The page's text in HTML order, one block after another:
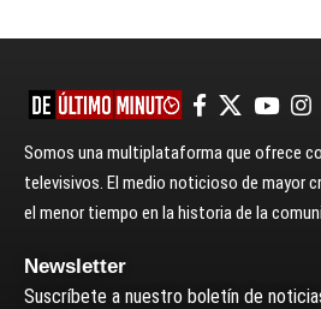
Somos una multiplataforma que ofrece
televisivos. El medio noticioso de mayor
el menor tiempo en la historia de la
Newsletter
Suscríbete a nuestro boletín de